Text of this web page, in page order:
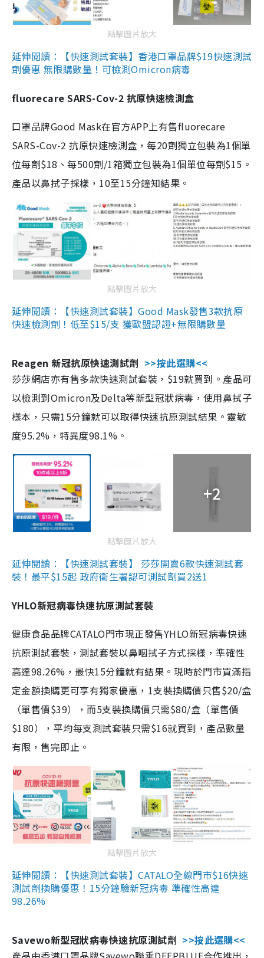
點擊圖片放大
延伸閱讀：【快速測試套裝】香港口罩品牌$19快速測試
劑優惠 無限購數量！可檢測Omicron病毒
fluorecare SARS-Cov-2 抗原快速檢測盒
口罩品牌Good Mask在官方APP上有售fluorecare
SARS-Cov-2 抗原快速檢測盒，每20劑獨立包裝為1個單
位每劑$18、每500劑/1箱獨立包裝為1個單位每劑$15。
產品以鼻拭子採樣，10至15分鐘知結果。
點擊圖片放大
延伸閱讀：【快速測試套裝】Good Mask發售3款抗原
快速檢測劑！低至$15/支 獲歐盟認證+無限購數量
Reagen 新冠抗原快速測試劑 >>按此選購<<
莎莎網店亦有售多款快速測試套裝，$19就買到。產品可
以檢測到Omicron及Delta等新型冠狀病毒，使用鼻拭子
樣本，只需15分鐘就可以取得快速抗原測試結果。靈敏
度95.2%，特異度98.1%。
+2
點擊圖片放大
延伸閱讀：【快速測試套裝】 莎莎開賣6款快速測試套
裝！最平$15起 政府衛生署認可測試劑買2送1
YHLO新冠病毒快速抗原測試套裝
健康食品品牌CATALO門市現正發售YHLO新冠病毒快速
抗原測試套裝，測試套裝以鼻咽拭子方式採樣，準確性
高達98.26%，最快15分鐘就有結果。現時於門市買滿指
定金額換購更可享有獨家優惠，1支裝換購價只售$20/盒
（單售價$39），而5支裝換購價只需$80/盒（單售價
$180），平均每支測試套裝只需$16就買到，產品數量
有限，售完即止。
點擊圖片放大
延伸閱讀：【快速測試套裝】CATALO全線門市$16快速
測試劑換購優惠！15分鐘驗新冠病毒 準確性高達
98.26%
Savewo新型冠狀病毒快速抗原測試劑 >>按此選購<<